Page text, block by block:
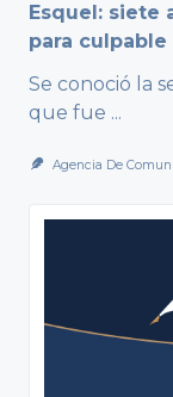
Esquel: siete
para
Se conoció la
que fue ...
Agencia De